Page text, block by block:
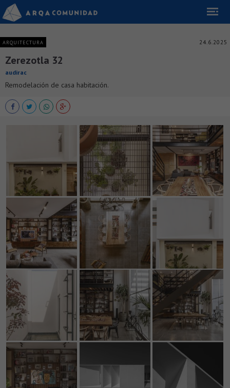
ARQUITECTURA 24.6.2025
Zerezotla 32
audirac
Remodelación de casa habitación.